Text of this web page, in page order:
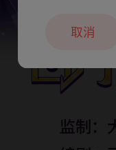
本章节仅
取消